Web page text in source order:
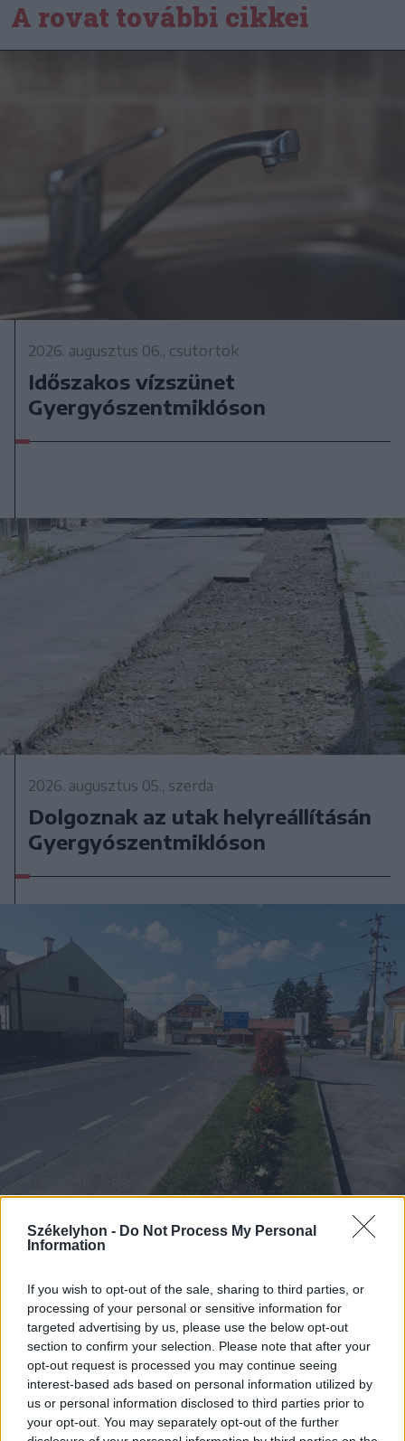
Székelyhon - Do Not Process My Personal
Information
If you wish to opt-out of the sale, sharing to third parties, or
processing of your personal or sensitive information for
targeted advertising by us, please use the below opt-out
section to confirm your selection. Please note that after your
opt-out request is processed you may continue seeing
interest-based ads based on personal information utilized by
us or personal information disclosed to third parties prior to
your opt-out. You may separately opt-out of the further
A rovat további cikkei
2026. augusztus 06., csütörtök
Időszakos vízszünet
Gyergyószentmiklóson
2026. augusztus 05., szerda
Dolgoznak az utak helyreállításán
Gyergyószentmiklóson
2026. augusztus 03., hétfő
Antal tér és két központi utca
Gyergyószentmiklóson